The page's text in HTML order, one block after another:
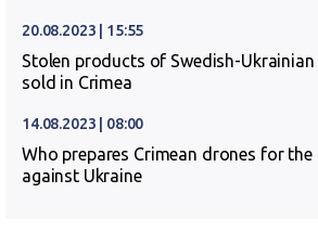
20.08.2023 | 15:55
Stolen products of Swedish-Ukrainian
sold in Crimea
14.08.2023 | 08:00
Who prepares Crimean drones for the
against Ukraine